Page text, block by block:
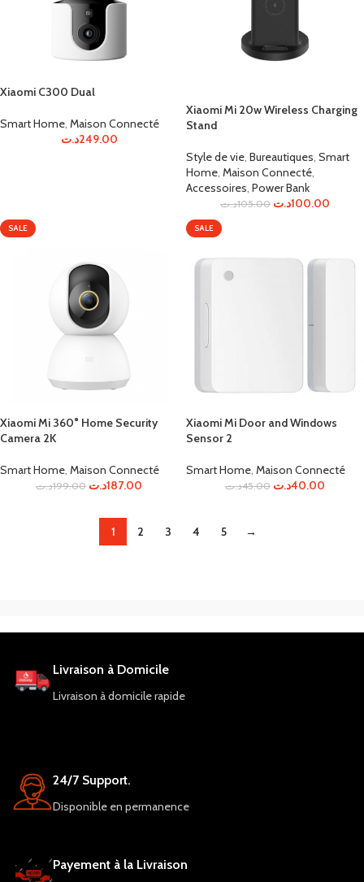
Xiaomi C300 Dual
Smart Home, Maison Connecté
249.00د.ت
Xiaomi Mi 20w Wireless Charging
Stand
Style de vie, Bureautiques, Smart
Home, Maison Connecté,
Accessoires, Power Bank
105.00د.ت 100.00د.ت
SALE
Xiaomi Mi 360° Home Security
Camera 2K
Smart Home, Maison Connecté
199.00د.ت 187.00د.ت
SALE
Xiaomi Mi Door and Windows
Sensor 2
Smart Home, Maison Connecté
45.00د.ت 40.00د.ت
1 2 3 4 5 →
Livraison à Domicile
Livraison à domicile rapide
24/7 Support.
Disponible en permanence
Payement à la Livraison